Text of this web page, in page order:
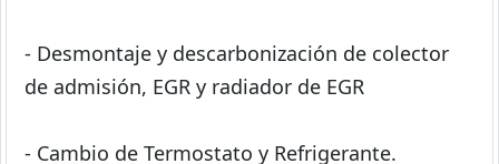
- Desmontaje y descarbonización de colector
de admisión, EGR y radiador de EGR
- Cambio de Termostato y Refrigerante.